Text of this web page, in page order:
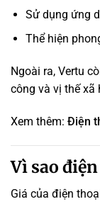
Sử dụng ứng
Thể hiện
Ngoài ra, Vertu
công và vị thế xã
Xem thêm: Điện
Vì sao
Giá của điện